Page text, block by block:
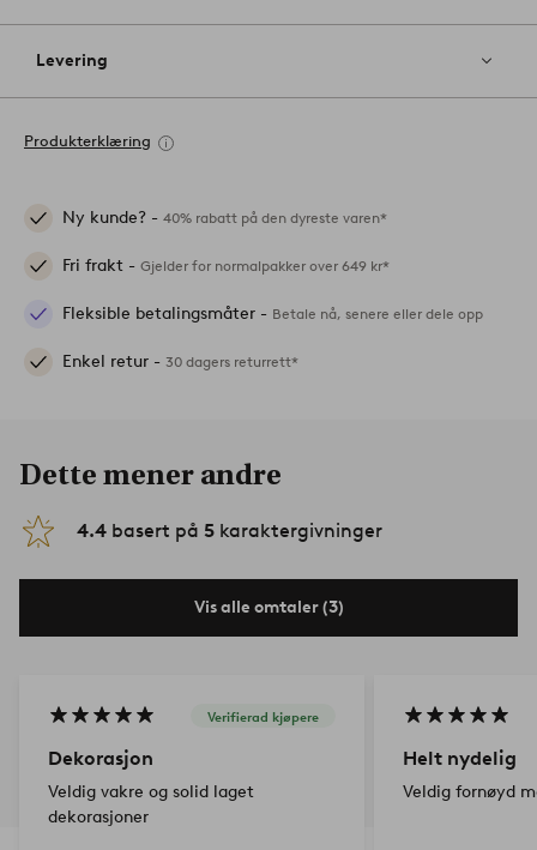
Levering
Produkterklæring
Ny kunde? - 40% rabatt på den dyreste varen*
Fri frakt - Gjelder for normalpakker over 649 kr*
Fleksible betalingsmåter - Betale nå, senere eller dele opp
Enkel retur - 30 dagers returrett*
Dette mener andre
4.4 basert på 5 karaktergivninger
Vis alle omtaler (3)
Verifierad kjøpere
Dekorasjon
Veldig vakre og solid laget
dekorasjoner
Helt nydelig
Veldig fornøyd